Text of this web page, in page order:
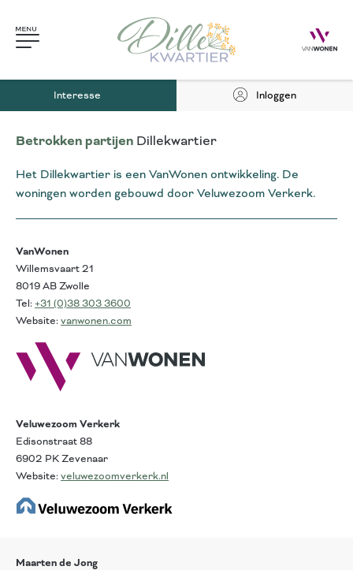
Interesse Inloggen
Betrokken partijen Dillekwartier
Het Dillekwartier is een VanWonen ontwikkeling. De
woningen worden gebouwd door Veluwezoom Verkerk.
VanWonen
Willemsvaart 21
8019 AB Zwolle
Tel:+31 (0)38 303 3600
Website:vanwonen.com
Veluwezoom Verkerk
Edisonstraat 88
6902 PK Zevenaar
Website:veluwezoomverkerk.nl
Maarten de Jong